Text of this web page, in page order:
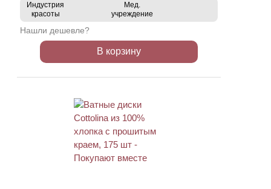
Индустрия
красоты
Мед.
учреждение
Нашли дешевле?
В корзину